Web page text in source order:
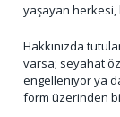
yaşayan herkesi,
Hakkınızda
varsa; seyahat
engelleniyor ya
form üzerinden